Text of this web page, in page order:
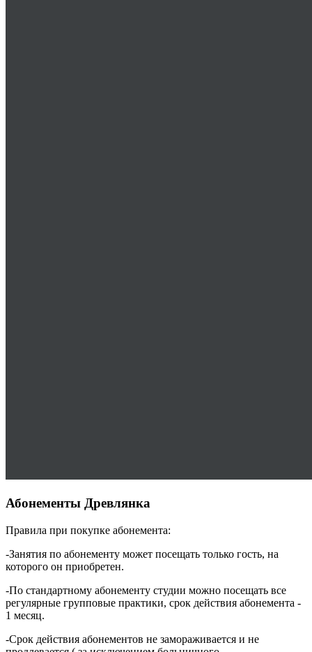
Абонементы Древлянка
Правила при покупке абонемента:
-Занятия по абонементу может посещать только гость, на
которого он приобретен.
-По стандартному абонементу студии можно посещать все
регулярные групповые практики, срок действия абонемента -
1 месяц.
-Срок действия абонементов не замораживается и не